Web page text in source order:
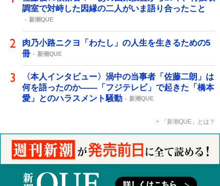
調室で対峙した因縁の二人がいま語り合ったこと
新潮QUE
肉乃小路ニクヨ「わたし」の人生を生きるための5
冊
新潮QUE
〈本人インタビュー〉渦中の当事者「佐藤二朗」は
何を語ったのか――「フジテレビ」で起きた「橋本
愛」とのハラスメント騒動
新潮QUE
「新潮QUE」とは？